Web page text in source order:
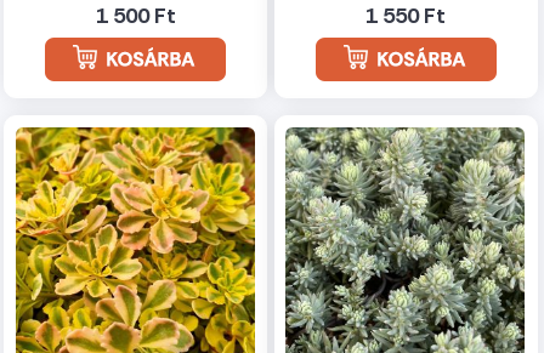
1 500 Ft 1 550 Ft